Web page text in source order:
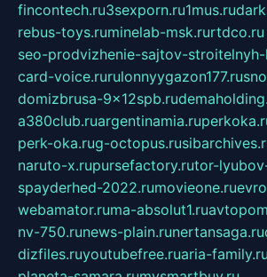
fincontech.ru3sexporn.ru1mus.ru
rebus-toys.ruminelab-msk.rurtdco.ru
seo-prodvizhenie-sajtov-
card-voice.rurulonnyygazon177.ru
domizbrusa-9x12spb.ru
a380club.ruargentinamia.ru
perk-oka.rug-octopus.ru
naruto-x.rupursefactory.rutor-
spayderhed-2022.rumovieone.ru
webamator.ruma-absolut1.ru
nv-750.runews-plain.runertansaga.ru
dizfiles.ruyoutubefree.ruaria-family.ru